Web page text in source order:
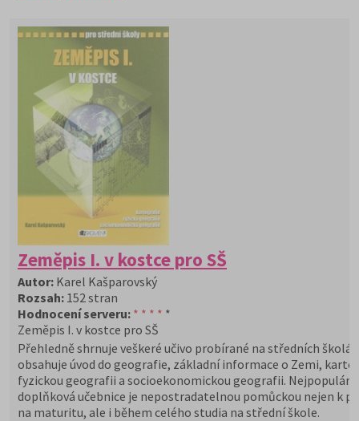
Zeměpis I. v kostce pro SŠ
Autor: Karel Kašparovský
Rozsah: 152 stran
Hodnocení serveru: * * * * *
Zeměpis I. v kostce pro SŠ
Přehledně shrnuje veškeré učivo probírané na středních
obsahuje úvod do geografie, základní informace o Zemi,
fyzickou geografii a socioekonomickou geografii.
doplňková učebnice je nepostradatelnou pomůckou nejen k
na maturitu, ale i během celého studia na střední škole.